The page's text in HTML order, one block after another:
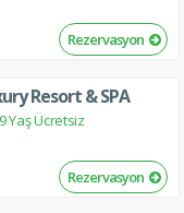
Rezervasyon
Resort & SPA
Yaş Ücretsiz
Rezervasyon